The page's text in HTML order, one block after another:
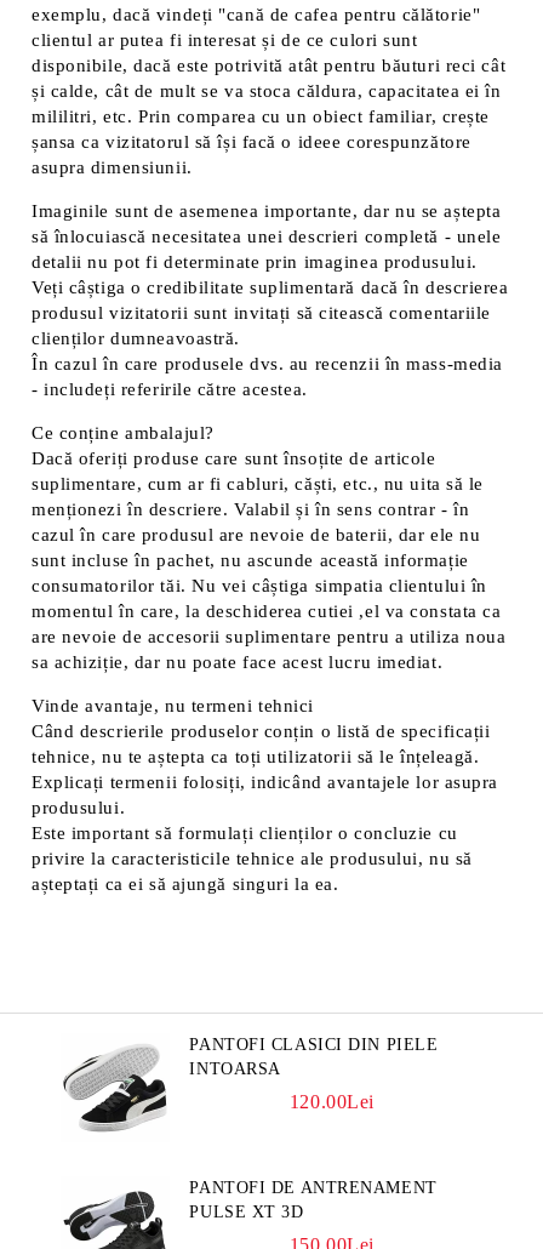
exemplu, dacă vindeți "cană de cafea pentru călătorie"
clientul ar putea fi interesat și de ce culori sunt
disponibile, dacă este potrivită atât pentru băuturi reci cât
și calde, cât de mult se va stoca căldura, capacitatea ei în
mililitri, etc. Prin comparea cu un obiect familiar, crește
șansa ca vizitatorul să își facă o ideee corespunzătore
asupra dimensiunii.
Imaginile sunt de asemenea importante, dar nu se aștepta
să înlocuiască necesitatea unei descrieri completă - unele
detalii nu pot fi determinate prin imaginea produsului.
Veți câștiga o credibilitate suplimentară dacă în descrierea
produsul vizitatorii sunt invitați să citească comentariile
clienților dumneavoastră.
În cazul în care produsele dvs. au recenzii în mass-media
- includeți referirile către acestea.
Ce conține ambalajul?
Dacă oferiți produse care sunt însoțite de articole
suplimentare, cum ar fi cabluri, căști, etc., nu uita să le
menționezi în descriere. Valabil și în sens contrar - în
cazul în care produsul are nevoie de baterii, dar ele nu
sunt incluse în pachet, nu ascunde această informație
consumatorilor tăi. Nu vei câștiga simpatia clientului în
momentul în care, la deschiderea cutiei ,el va constata ca
are nevoie de accesorii suplimentare pentru a utiliza noua
sa achiziție, dar nu poate face acest lucru imediat.
Vinde avantaje, nu termeni tehnici
Când descrierile produselor conțin o listă de specificații
tehnice, nu te aștepta ca toți utilizatorii să le înțeleagă.
Explicați termenii folosiți, indicând avantajele lor asupra
produsului.
Este important să formulați clienților o concluzie cu
privire la caracteristicile tehnice ale produsului, nu să
așteptați ca ei să ajungă singuri la ea.
PANTOFI CLASICI DIN PIELE
INTOARSA
120.00Lei
PANTOFI DE ANTRENAMENT
PULSE XT 3D
150.00Lei